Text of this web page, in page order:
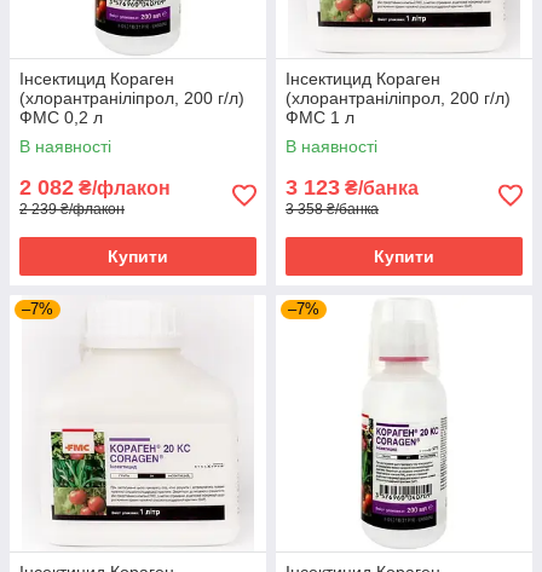
Інсектицид Кораген
(хлорантраніліпрол, 200 г/л)
ФМС 0,2 л
В наявності
2 082 ₴/флакон
2 239 ₴/флакон
Купити
Інсектицид Кораген
(хлорантраніліпрол, 200 г/л)
ФМС 1 л
В наявності
3 123 ₴/банка
3 358 ₴/банка
Купити
–7% –7%